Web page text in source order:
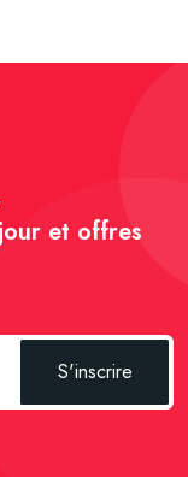
et offres
S'inscrire